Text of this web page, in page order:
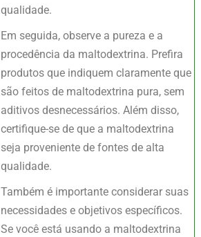
qualidade.
Em seguida, observe a pureza e a
procedência da maltodextrina. Prefira
produtos que indiquem claramente que
são feitos de maltodextrina pura, sem
aditivos desnecessários. Além disso,
certifique-se de que a maltodextrina
seja proveniente de fontes de alta
qualidade.
Também é importante considerar suas
necessidades e objetivos específicos.
Se você está usando a maltodextrina